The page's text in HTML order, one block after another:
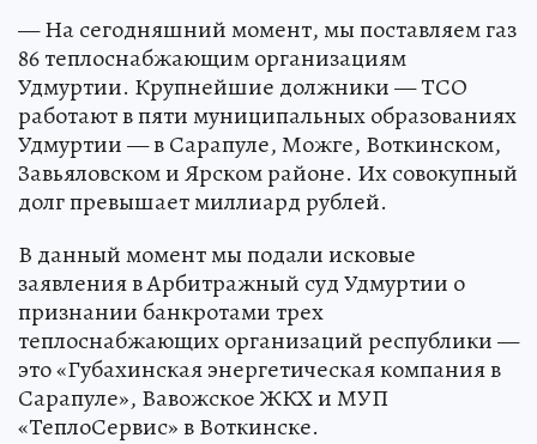
— На сегодняшний момент, мы поставляем газ
86 теплоснабжающим организациям
Удмуртии. Крупнейшие должники — ТСО
работают в пяти муниципальных образованиях
Удмуртии — в Сарапуле, Можге, Воткинском,
Завьяловском и Ярском районе. Их совокупный
долг превышает миллиард рублей.
В данный момент мы подали исковые
заявления в Арбитражный суд Удмуртии о
признании банкротами трех
теплоснабжающих организаций республики —
это «Губахинская энергетическая компания в
Сарапуле», Вавожское ЖКХ и МУП
«ТеплоСервис» в Воткинске.